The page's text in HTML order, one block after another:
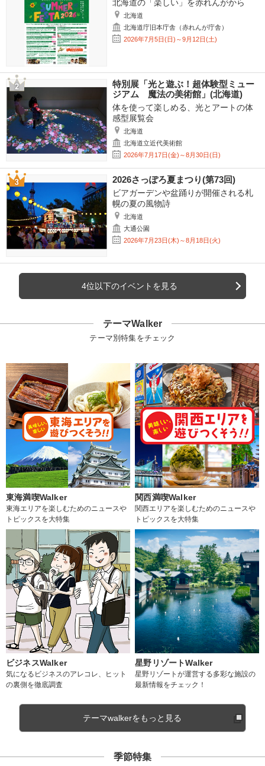
北海道の「楽しい」を赤れんがから
北海道
北海道庁旧本庁舎（赤れんが庁舎）
2026年7月5日(日)～9月12日(土)
特別展「光と遊ぶ！超体験型ミュー
ジアム 魔法の美術館」(北海道)
体を使って楽しめる、光とアートの体
感型展覧会
北海道
北海道立近代美術館
2026年7月17日(金)～8月30日(日)
2026さっぽろ夏まつり(第73回)
ビアガーデンや盆踊りが開催される札
幌の夏の風物詩
北海道
大通公園
2026年7月23日(木)～8月18日(火)
4位以下のイベントを見る
テーマWalker
テーマ別特集をチェック
東海満喫Walker
東海エリアを楽しむためのニュースや
トピックスを大特集
関西満喫Walker
関西エリアを楽しむためのニュースや
トピックスを大特集
ビジネスWalker
気になるビジネスのアレコレ、ヒット
の裏側を徹底調査
星野リゾートWalker
星野リゾートが運営する多彩な施設の
最新情報をチェック！
テーマwalkerをもっと見る
季節特集